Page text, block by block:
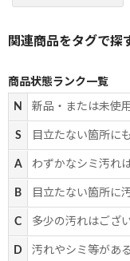
商品状態ランク一覧
N 新品・または未使
S 目立たない箇所に
A わずかなシミ汚れ
B 目立たない箇所に
C 多少の汚れはござ
D 汚れやシミ等があ